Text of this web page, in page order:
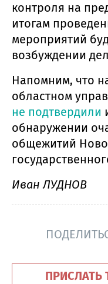
контроля на
итогам
мероприятий
возбуждении
Напомним, что
областном
не подтвердили
обнаружении
общежитий
Иван ЛУДНОВ
ПРИСЛАТЬ